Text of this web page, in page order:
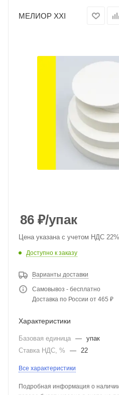
МЕЛИОР XXI
86 ₽/упак
Цена указана с учетом НДС 22%
Доступно к заказу
Варианты доставки
Самовывоз - бесплатно
Доставка по России от 465 ₽
Характеристики
Базовая единица — упак
Ставка НДС, %
— 22
Все характеристики
Подробная информация о